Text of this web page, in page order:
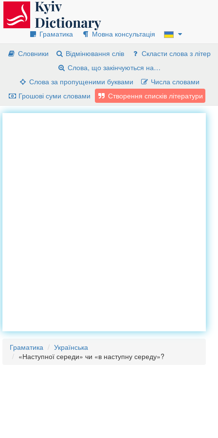
Граматика
Мовна консультація
Словники
Відмінювання слів
Скласти слова з літер
Слова, що закінчуються на…
Слова за пропущеними буквами
Числа словами
Грошові суми словами
Створення списків літератури
Граматика
Українська
«Наступної середи» чи «в наступну середу»?